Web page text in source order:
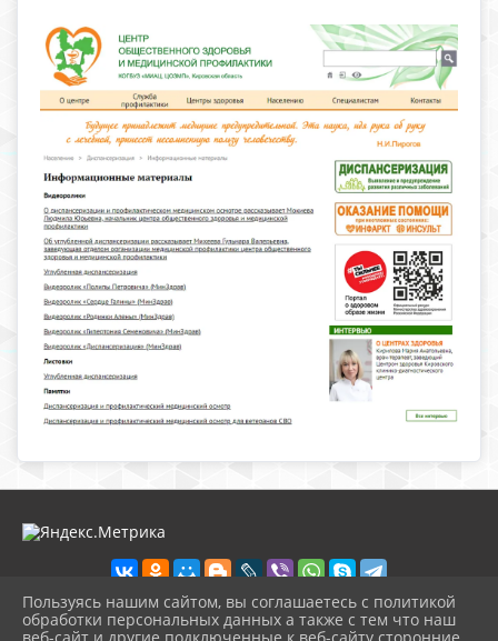
Пользуясь нашим сайтом, вы соглашаетесь с политикой
обработки персональных данных а также с тем что наш